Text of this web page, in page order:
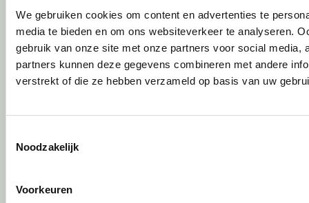
We gebruiken cookies om content en advertenties te
media te bieden en om ons websiteverkeer te analyseren.
gebruik van onze site met onze partners voor social media,
partners kunnen deze gegevens combineren met andere
verstrekt of die ze hebben verzameld op basis van uw
Noodzakelijk
Voorkeuren
Circulair inrichten
Wat is circulair inrichten?
Sociaal en circulair ondernemen
Duurzaamheid in onze showrooms
Duurzame projectinrichting
Circulaire producten